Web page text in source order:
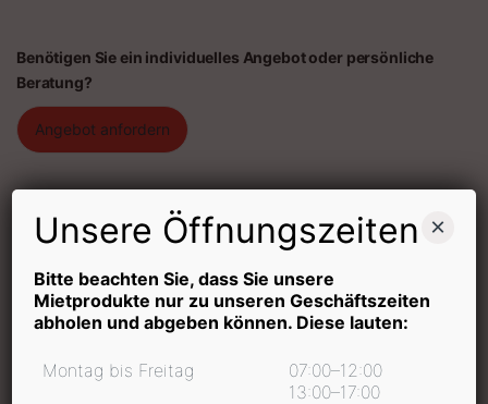
Benötigen Sie ein individuelles Angebot oder persönliche
Beratung?
Angebot anfordern
Quantity
Mietdauer
Unsere Öffnungszeiten
Bitte beachten Sie, dass Sie unsere
Mietprodukte nur zu unseren Geschäftszeiten
abholen und abgeben können. Diese lauten:
Montag bis Freitag
07:00–12:00
13:00–17:00
×